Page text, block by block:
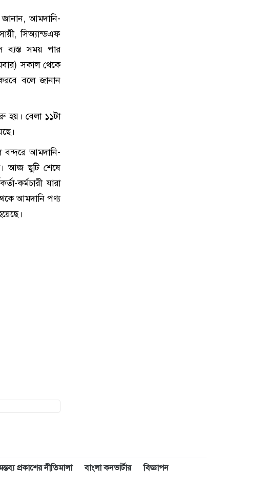
আমদানি-
সিঅ্যান্ডএফ
ব্যস্ত সময় পার
সকাল থেকে
বলে জানান
হয়। বেলা ১১টা
বন্দরে আমদানি-
আজ ছুটি শেষে
কর্মচারী যারা
আমদানি পণ্য
প্রকাশের নীতিমালা বাংলা কনভার্টার
বিজ্ঞাপন